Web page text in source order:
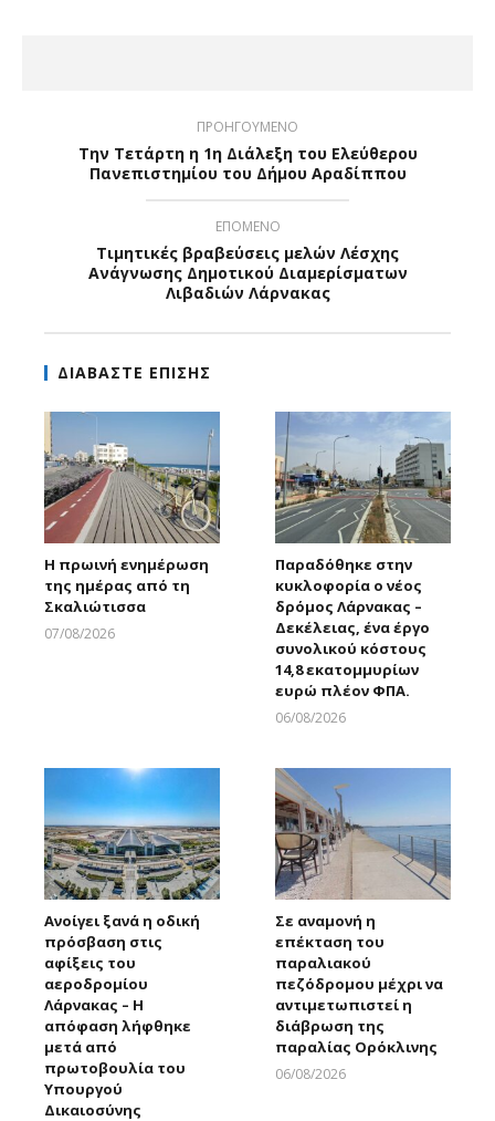
ΠΡΟΗΓΟΥΜΕΝΟ
Την Τετάρτη η 1η Διάλεξη του Ελεύθερου
Πανεπιστημίου του Δήμου Αραδίππου
ΕΠΟΜΕΝΟ
Τιμητικές βραβεύσεις μελών Λέσχης
Ανάγνωσης Δημοτικού Διαμερίσματων
Λιβαδιών Λάρνακας
ΔΙΑΒΑΣΤΕ ΕΠΙΣΗΣ
Η πρωινή ενημέρωση
της ημέρας από τη
Σκαλιώτισσα
07/08/2026
Παραδόθηκε στην
κυκλοφορία ο νέος
δρόμος Λάρνακας –
Δεκέλειας, ένα έργο
συνολικού κόστους
14,8 εκατομμυρίων
ευρώ πλέον ΦΠΑ.
06/08/2026
Ανοίγει ξανά η οδική
πρόσβαση στις
αφίξεις του
αεροδρομίου
Λάρνακας – Η
απόφαση λήφθηκε
μετά από
πρωτοβουλία του
Υπουργού
Δικαιοσύνης
Σε αναμονή η
επέκταση του
παραλιακού
πεζόδρομου μέχρι να
αντιμετωπιστεί η
διάβρωση της
παραλίας Ορόκλινης
06/08/2026